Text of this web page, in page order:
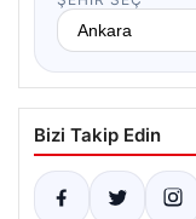
Bizi Takip Edin